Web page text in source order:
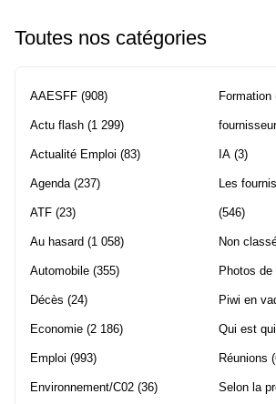
Toutes nos catégories
AAESFF (908)
Actu flash (1 299)
Actualité Emploi (83)
Agenda (237)
ATF (23)
Au hasard (1 058)
Automobile (355)
Décès (24)
Economie (2 186)
Emploi (993)
Environnement/C02 (36)
Formation
IA (3)
Les
(546)
Non
Photos de
Piwi en
Qui est qui
Réunions
Selon la